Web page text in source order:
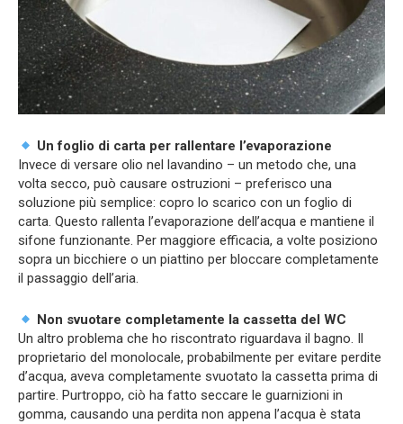
Un foglio di carta per rallentare l’evaporazione
Invece di versare olio nel lavandino – un metodo che, una
volta secco, può causare ostruzioni – preferisco una
soluzione più semplice: copro lo scarico con un foglio di
carta. Questo rallenta l’evaporazione dell’acqua e mantiene il
sifone funzionante. Per maggiore efficacia, a volte posiziono
sopra un bicchiere o un piattino per bloccare completamente
il passaggio dell’aria.
Non svuotare completamente la cassetta del WC
Un altro problema che ho riscontrato riguardava il bagno. Il
proprietario del monolocale, probabilmente per evitare perdite
d’acqua, aveva completamente svuotato la cassetta prima di
partire. Purtroppo, ciò ha fatto seccare le guarnizioni in
gomma, causando una perdita non appena l’acqua è stata